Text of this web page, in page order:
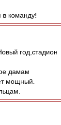
команду!
год,стадион
дамам
мощный.